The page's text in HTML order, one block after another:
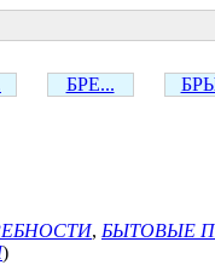
БРЕ...
, БЫТОВЫЕ
)